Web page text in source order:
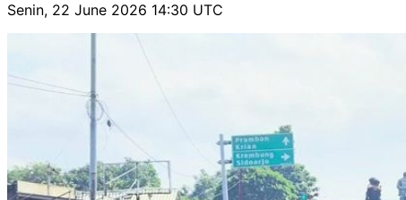
Senin, 22 June 2026 14:30 UTC